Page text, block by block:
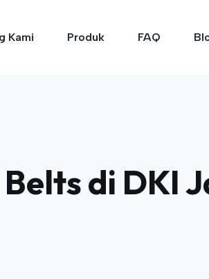
Kami Produk FAQ
di DKI